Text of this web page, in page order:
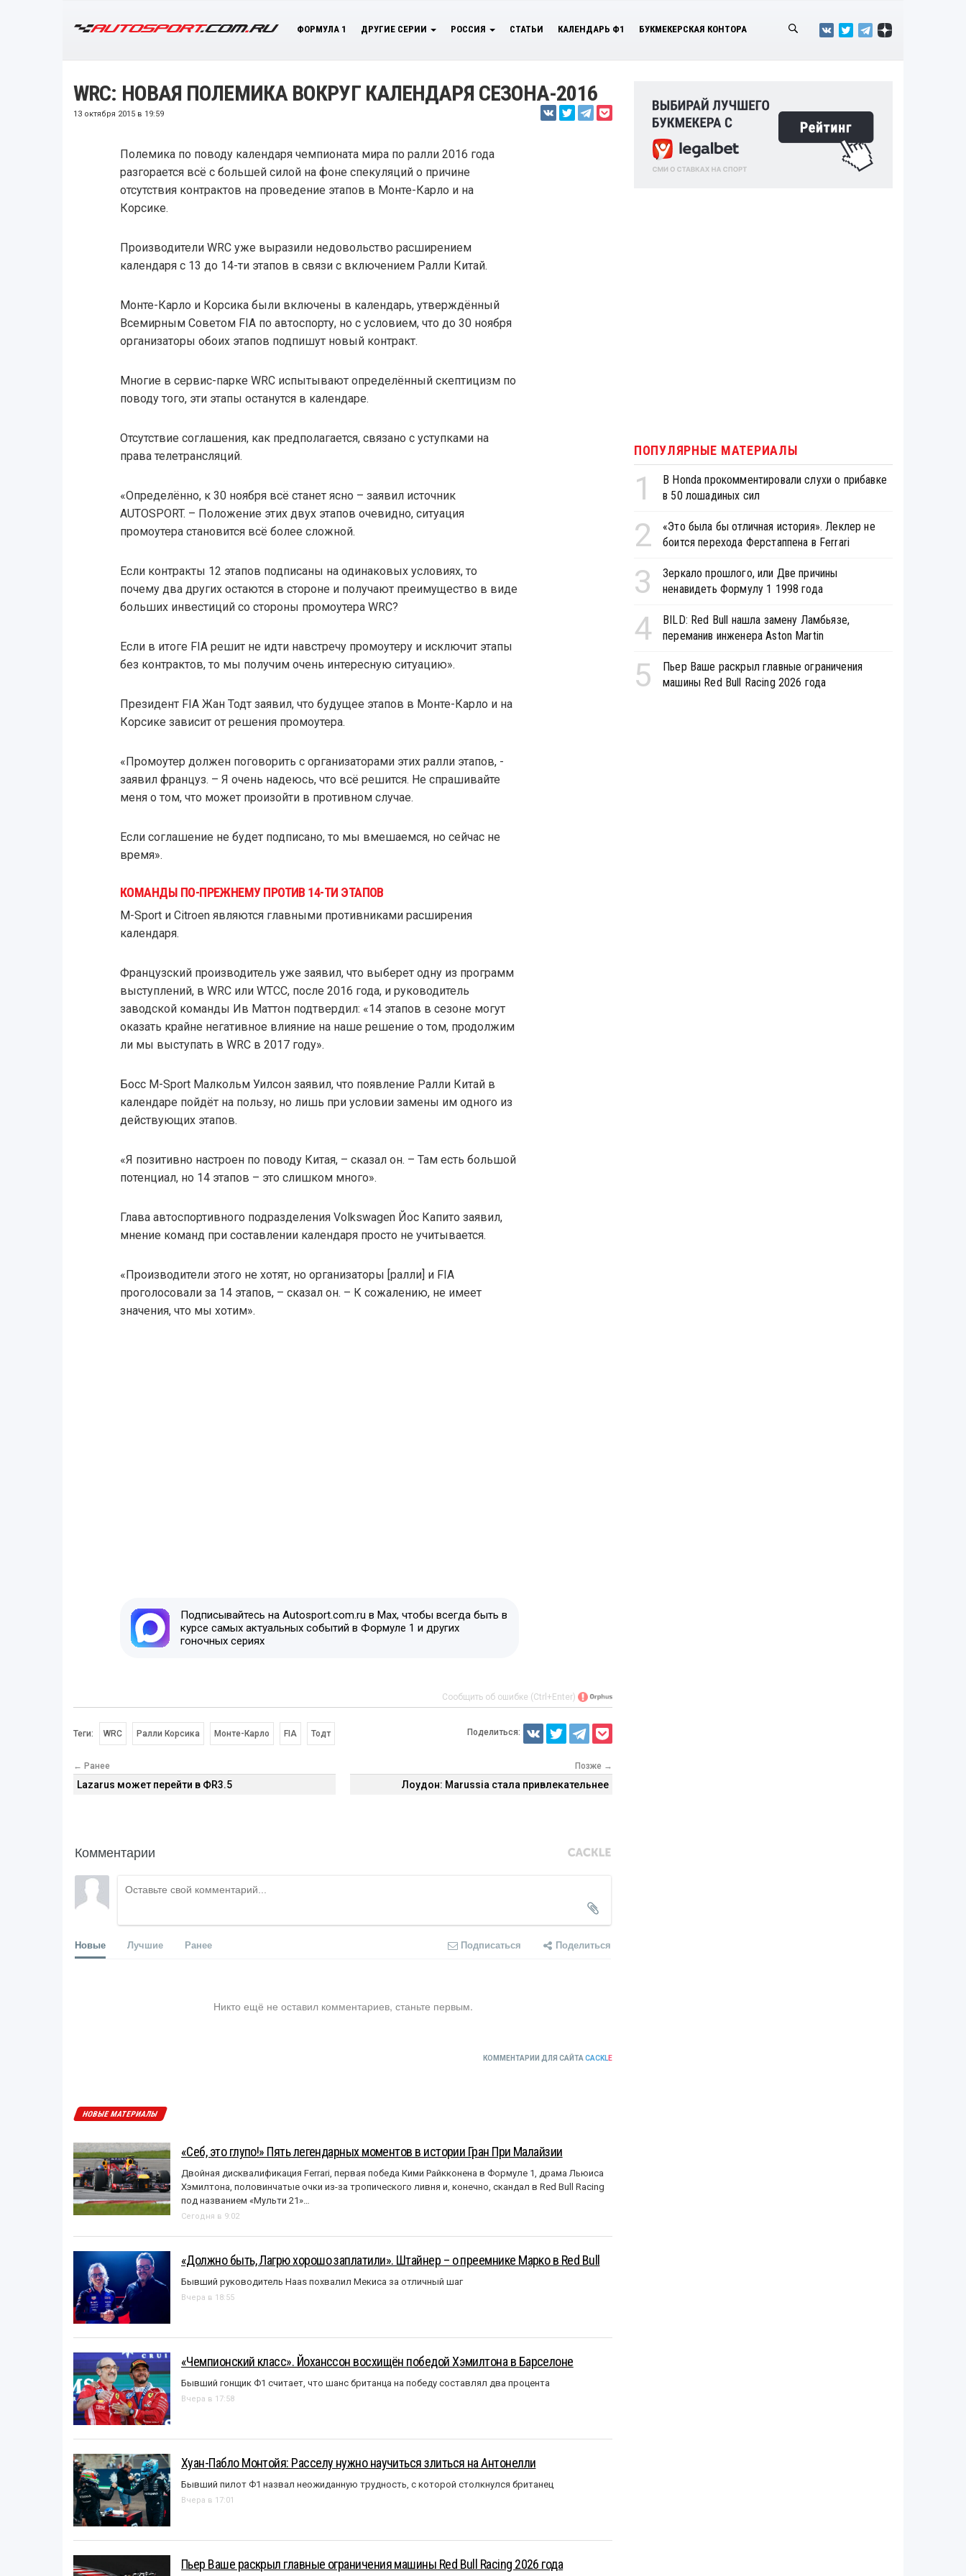
ФОРМУЛА 1 ДРУГИЕ СЕРИИ РОССИЯ СТАТЬИ КАЛЕНДАРЬ Ф1 БУКМЕКЕРСКАЯ КОНТОРА
WRC: НОВАЯ ПОЛЕМИКА ВОКРУГ КАЛЕНДАРЯ СЕЗОНА-2016
13 октября 2015 в 19:59
Полемика по поводу календаря чемпионата мира по ралли 2016 года
разгорается всё с большей силой на фоне спекуляций о причине
отсутствия контрактов на проведение этапов в Монте-Карло и на
Корсике.
Производители WRC уже выразили недовольство расширением
календаря с 13 до 14-ти этапов в связи с включением Ралли Китай.
Монте-Карло и Корсика были включены в календарь, утверждённый
Всемирным Советом FIA по автоспорту, но с условием, что до 30 ноября
организаторы обоих этапов подпишут новый контракт.
Многие в сервис-парке WRC испытывают определённый скептицизм по
поводу того, эти этапы останутся в календаре.
Отсутствие соглашения, как предполагается, связано с уступками на
права телетрансляций.
«Определённо, к 30 ноября всё станет ясно – заявил источник
AUTOSPORT. – Положение этих двух этапов очевидно, ситуация
промоутера становится всё более сложной.
Если контракты 12 этапов подписаны на одинаковых условиях, то
почему два других остаются в стороне и получают преимущество в виде
больших инвестиций со стороны промоутера WRC?
Если в итоге FIA решит не идти навстречу промоутеру и исключит этапы
без контрактов, то мы получим очень интересную ситуацию».
Президент FIA Жан Тодт заявил, что будущее этапов в Монте-Карло и на
Корсике зависит от решения промоутера.
«Промоутер должен поговорить с организаторами этих ралли этапов, -
заявил француз. – Я очень надеюсь, что всё решится. Не спрашивайте
меня о том, что может произойти в противном случае.
Если соглашение не будет подписано, то мы вмешаемся, но сейчас не
время».
КОМАНДЫ ПО-ПРЕЖНЕМУ ПРОТИВ 14-ТИ ЭТАПОВ
M-Sport и Citroen являются главными противниками расширения
календаря.
Французский производитель уже заявил, что выберет одну из программ
выступлений, в WRC или WTCC, после 2016 года, и руководитель
заводской команды Ив Маттон подтвердил: «14 этапов в сезоне могут
оказать крайне негативное влияние на наше решение о том, продолжим
ли мы выступать в WRC в 2017 году».
Босс M-Sport Малкольм Уилсон заявил, что появление Ралли Китай в
календаре пойдёт на пользу, но лишь при условии замены им одного из
действующих этапов.
«Я позитивно настроен по поводу Китая, – сказал он. – Там есть большой
потенциал, но 14 этапов – это слишком много».
Глава автоспортивного подразделения Volkswagen Йос Капито заявил,
мнение команд при составлении календаря просто не учитывается.
«Производители этого не хотят, но организаторы [ралли] и FIA
проголосовали за 14 этапов, – сказал он. – К сожалению, не имеет
значения, что мы хотим».
Подписывайтесь на Autosport.com.ru в Max, чтобы всегда быть в
курсе самых актуальных событий в Формуле 1 и других
гоночных сериях
Сообщить об ошибке (Ctrl+Enter)
Теги: WRC Ралли Корсика Монте-Карло FIA Тодт Поделиться:
← Ранее
Lazarus может перейти в ФR3.5
Позже →
Лоудон: Marussia стала привлекательнее
Комментарии
Новые Лучшие Ранее Подписаться Поделиться
Никто ещё не оставил комментариев, станьте первым.
КОММЕНТАРИИ ДЛЯ САЙТА CACKLE
НОВЫЕ МАТЕРИАЛЫ
«Себ, это глупо!» Пять легендарных моментов в истории Гран При Малайзии
Двойная дисквалификация Ferrari, первая победа Кими Райкконена в Формуле 1, драма Льюиса
Хэмилтона, половинчатые очки из-за тропического ливня и, конечно, скандал в Red Bull Racing
под названием «Mульти 21»…
Сегодня в 9:02
«Должно быть, Лагрю хорошо заплатили». Штайнер – о преемнике Марко в Red Bull
Бывший руководитель Haas похвалил Мекиса за отличный шаг
Вчера в 18:55
«Чемпионский класс». Йоханссон восхищён победой Хэмилтона в Барселоне
Бывший гонщик Ф1 считает, что шанс британца на победу составлял два процента
Вчера в 17:58
Хуан-Пабло Монтойя: Расселу нужно научиться злиться на Антонелли
Бывший пилот Ф1 назвал неожиданную трудность, с которой столкнулся британец
Вчера в 17:01
Пьер Ваше раскрыл главные ограничения машины Red Bull Racing 2026 года
ПОПУЛЯРНЫЕ МАТЕРИАЛЫ
1
В Honda прокомментировали слухи о прибавке
в 50 лошадиных сил
2
«Это была бы отличная история». Леклер не
боится перехода Ферстаппена в Ferrari
3
Зеркало прошлого, или Две причины
ненавидеть Формулу 1 1998 года
4
BILD: Red Bull нашла замену Ламбьязе,
переманив инженера Aston Martin
5
Пьер Ваше раскрыл главные ограничения
машины Red Bull Racing 2026 года